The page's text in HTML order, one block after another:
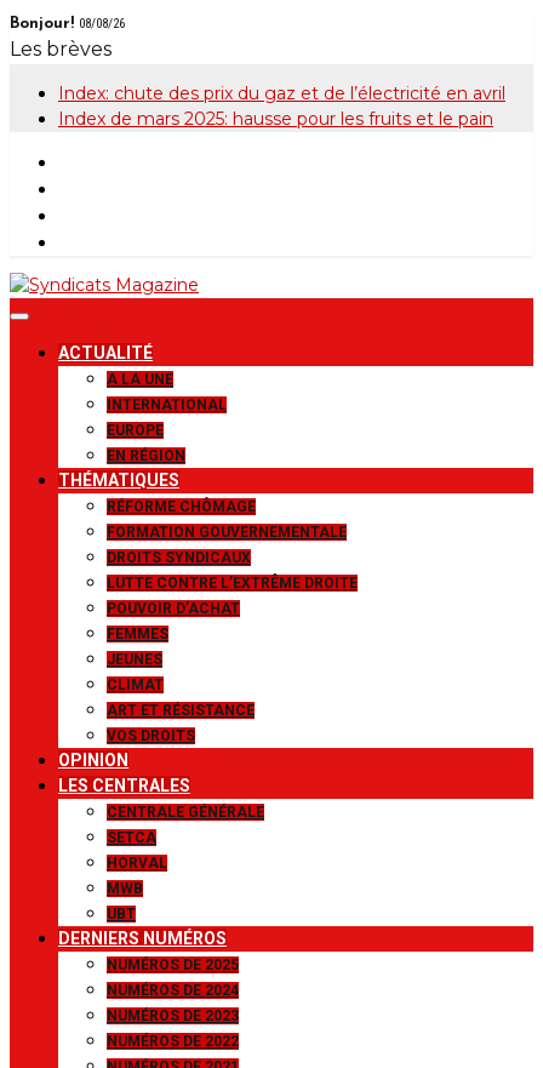
Skip
to
Bonjour! 08/08/26
Les brèves
Index: chute des prix du gaz et de l’électricité en avril
Index de mars 2025: hausse pour les fruits et le pain
Syndicats
Magazine
Le magazine de la FGTB
ACTUALITÉ
A LA UNE
INTERNATIONAL
EUROPE
EN RÉGION
THÉMATIQUES
RÉFORME CHÔMAGE
FORMATION GOUVERNEMENTALE
DROITS SYNDICAUX
LUTTE CONTRE L’EXTRÊME DROITE
POUVOIR D’ACHAT
FEMMES
JEUNES
CLIMAT
ART ET RÉSISTANCE
VOS DROITS
OPINION
LES CENTRALES
CENTRALE GÉNÉRALE
SETCA
HORVAL
MWB
UBT
DERNIERS NUMÉROS
NUMÉROS DE 2025
NUMÉROS DE 2024
NUMÉROS DE 2023
NUMÉROS DE 2022